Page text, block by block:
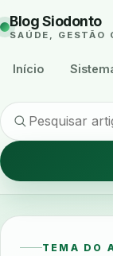
Blog Siodonto
SAÚDE, GESTÃO
Início
TEMA DO